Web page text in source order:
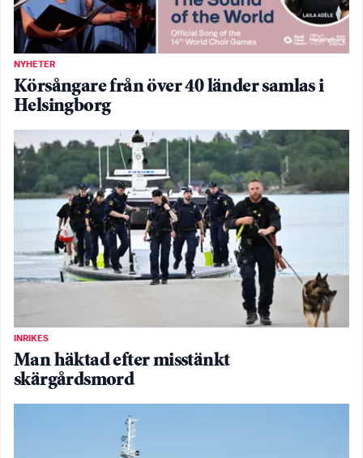
NYHETER
Körsångare från över 40 länder samlas i
Helsingborg
INRIKES
Man häktad efter misstänkt
skärgårdsmord